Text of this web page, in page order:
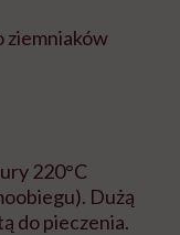
ziemniaków
220°C
Dużą
do pieczenia.